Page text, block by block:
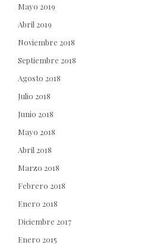
Mayo 2019
Abril 2019
Noviembre 2018
Septiembre 2018
Agosto 2018
Julio 2018
Junio 2018
Mayo 2018
Abril 2018
Marzo 2018
Febrero 2018
Enero 2018
Diciembre 2017
Enero 2015